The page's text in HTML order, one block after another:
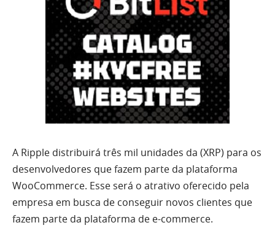
A Ripple distribuirá três mil unidades da (XRP) para os
desenvolvedores que fazem parte da plataforma
WooCommerce. Esse será o atrativo oferecido pela
empresa em busca de conseguir novos clientes que
fazem parte da plataforma de e-commerce.